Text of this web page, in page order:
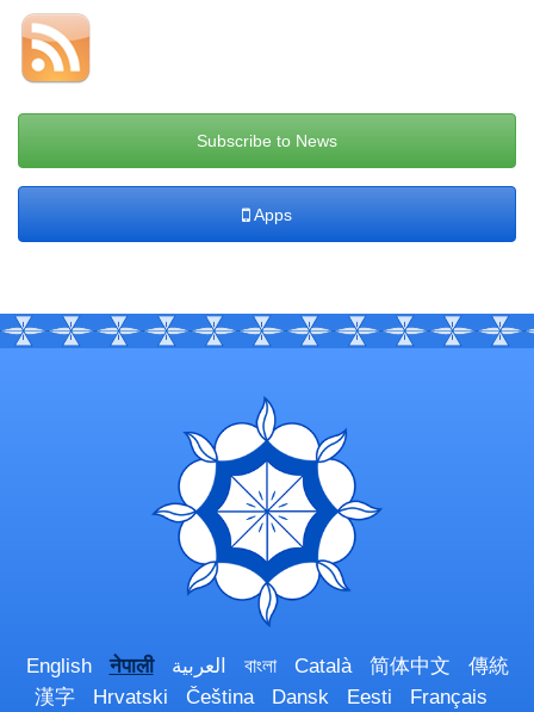
Subscribe to News
Apps
English नेपाली العربية বাংলা Català 简体中文
傳統
漢字
Hrvatski Čeština Dansk Eesti Français